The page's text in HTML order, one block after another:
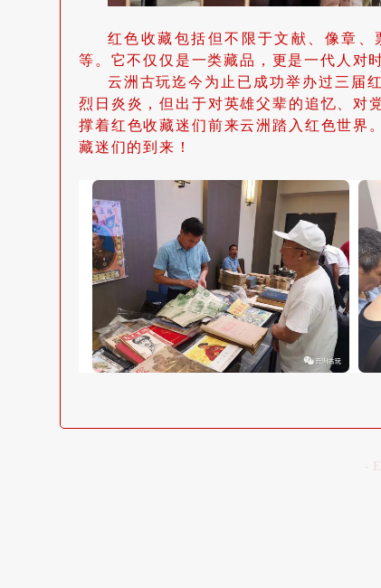
红色收藏包括但不限于文献、像章
等。它不仅仅是一类藏品，更是一代人对
云洲古玩迄今为止已成功举办过三届
烈日炎炎，但出于对英雄父辈的追忆、对
撑着红色收藏迷们前来云洲踏入红色世界
藏迷们的到来！